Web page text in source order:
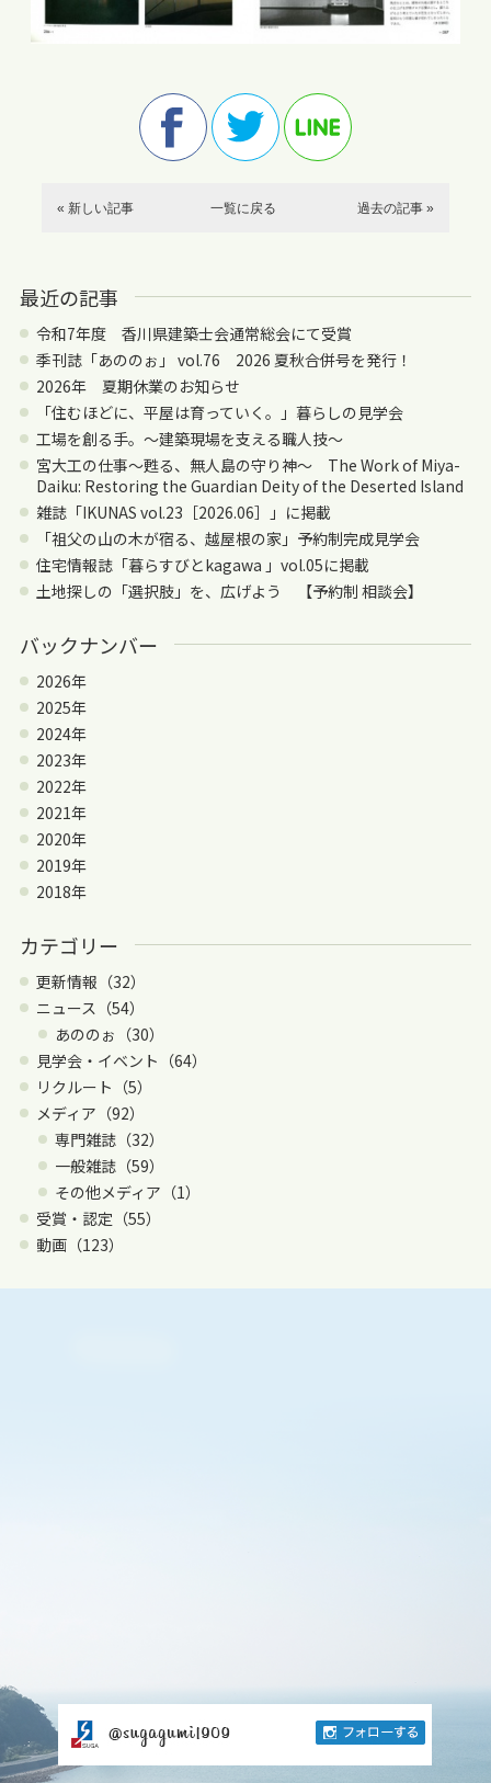
« 新しい記事 一覧に戻る 過去の記事 »
最近の記事
令和7年度 香川県建築士会通常総会にて受賞
季刊誌「あののぉ」 vol.76 2026 夏秋合併号を発行！
2026年 夏期休業のお知らせ
「住むほどに、平屋は育っていく。」暮らしの見学会
工場を創る手。〜建築現場を支える職人技〜
宮大工の仕事～甦る、無人島の守り神～ The Work of Miya-
Daiku: Restoring the Guardian Deity of the Deserted Island
雑誌「IKUNAS vol.23［2026.06］」に掲載
「祖父の山の木が宿る、越屋根の家」予約制完成見学会
住宅情報誌「暮らすびとkagawa 」vol.05に掲載
土地探しの「選択肢」を、広げよう 【予約制 相談会】
バックナンバー
2026年
2025年
2024年
2023年
2022年
2021年
2020年
2019年
2018年
カテゴリー
更新情報（32）
ニュース（54）
あののぉ（30）
見学会・イベント（64）
リクルート（5）
メディア（92）
専門雑誌（32）
一般雑誌（59）
その他メディア（1）
受賞・認定（55）
動画（123）